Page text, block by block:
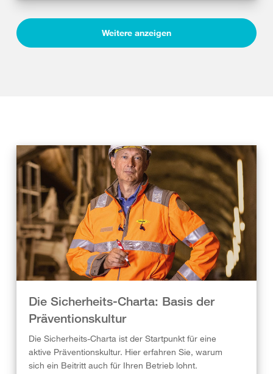
Weitere anzeigen
Die Sicherheits-Charta: Basis der
Präventionskultur
Die Sicherheits-Charta ist der Startpunkt für eine
aktive Präventionskultur. Hier erfahren Sie, warum
sich ein Beitritt auch für Ihren Betrieb lohnt.